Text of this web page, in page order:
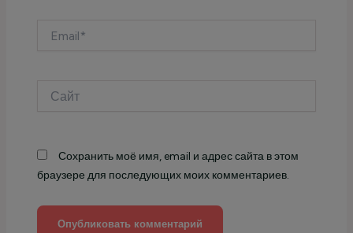
Сохранить моё имя, email и адрес сайта в этом
браузере для последующих моих комментариев.